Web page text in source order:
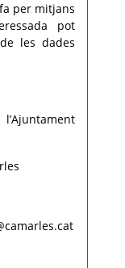
per mitjans
pot
les dades